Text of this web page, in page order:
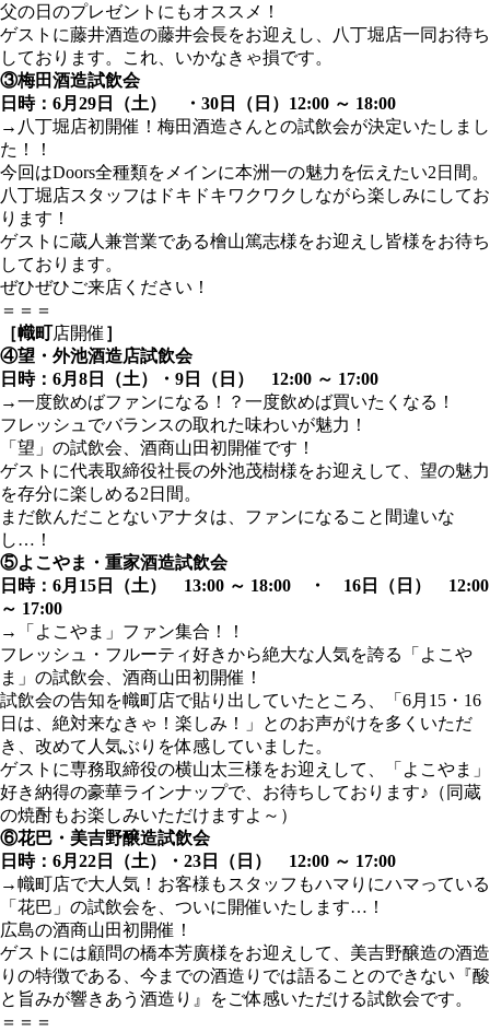
父の日のプレゼントにもオススメ！
ゲストに藤井酒造の藤井会長をお迎えし、八丁堀店一同お待ち
しております。これ、いかなきゃ損です。
③梅田酒造試飲会
日時：6月29日（土） ・30日（日）12:00 ～ 18:00
→八丁堀店初開催！梅田酒造さんとの試飲会が決定いたしまし
た！！
今回はDoors全種類をメインに本洲一の魅力を伝えたい2日間。
八丁堀店スタッフはドキドキワクワクしながら楽しみにしてお
ります！
ゲストに蔵人兼営業である檜山篤志様をお迎えし皆様をお待ち
しております。
ぜひぜひご来店ください！
＝＝＝
［幟町店開催 ］
④望・外池酒造店試飲会
日時：6月8日（土）・9日（日） 12:00 ～ 17:00
→一度飲めばファンになる！？一度飲めば買いたくなる！
フレッシュでバランスの取れた味わいが魅力！
「望」の試飲会、酒商山田初開催です！
ゲストに代表取締役社長の外池茂樹様をお迎えして、望の魅力
を存分に楽しめる2日間。
まだ飲んだことないアナタは、ファンになること間違いな
し…！
⑤よこやま・重家酒造試飲会
日時：6月15日（土） 13:00 ～ 18:00 ・ 16日（日） 12:00
～ 17:00
→「よこやま」ファン集合！！
フレッシュ・フルーティ好きから絶大な人気を誇る「よこや
ま」の試飲会、酒商山田初開催！
試飲会の告知を幟町店で貼り出していたところ、「6月15・16
日は、絶対来なきゃ！楽しみ！」とのお声がけを多くいただ
き、改めて人気ぶりを体感していました。
ゲストに専務取締役の横山太三様をお迎えして、「よこやま」
好き納得の豪華ラインナップで、お待ちしております♪（同蔵
の焼酎もお楽しみいただけますよ～）
⑥花巴・美吉野醸造試飲会
日時：6月22日（土）・23日（日） 12:00 ～ 17:00
→幟町店で大人気！お客様もスタッフもハマりにハマっている
「花巴」の試飲会を、ついに開催いたします…！
広島の酒商山田初開催！
ゲストには顧問の橋本芳廣様をお迎えして、美吉野醸造の酒造
りの特徴である、今までの酒造りでは語ることのできない『酸
と旨みが響きあう酒造り』をご体感いただける試飲会です。
＝＝＝